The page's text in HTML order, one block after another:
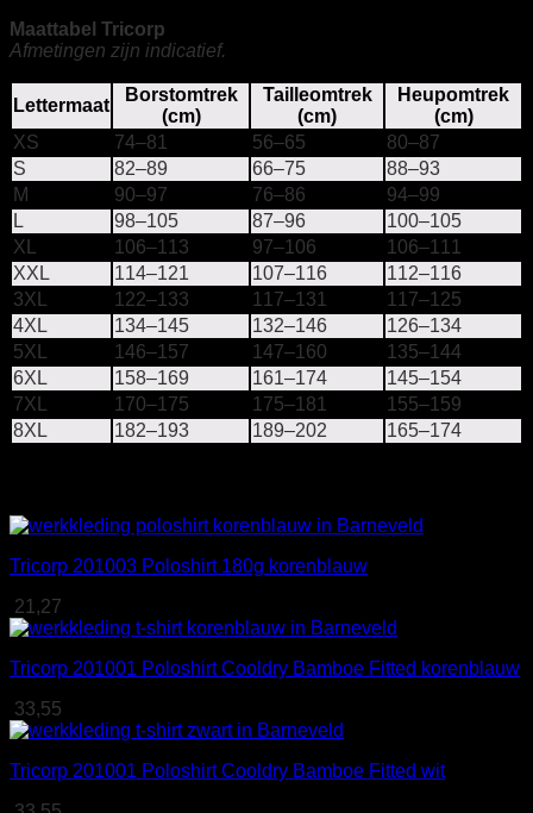
Maattabel Tricorp
Afmetingen zijn indicatief.
Lettermaat
Borstomtrek
(cm)
Tailleomtrek
(cm)
Heupomtrek
(cm)
XS
74–81 56–65
80–87
S
82–89 66–75
88–93
M
90–97 76–86
94–99
L
98–105 87–96
100–105
XL
106–113 97–106
106–111
XXL
114–121 107–116
112–116
3XL
122–133 117–131
117–125
4XL
134–145 132–146
126–134
5XL
146–157 147–160
135–144
6XL
158–169 161–174
145–154
7XL
170–175 175–181
155–159
8XL
182–193 189–202 165–174
Tricorp 201003 Poloshirt 180g korenblauw
21,27
Tricorp 201001 Poloshirt Cooldry Bamboe Fitted korenblauw
33,55
Tricorp 201001 Poloshirt Cooldry Bamboe Fitted wit